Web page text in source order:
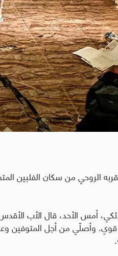
قربه الروحي من سكان الفلبين
أمس الأحد، قال الأب
وأصلّي من أجل المتوفين